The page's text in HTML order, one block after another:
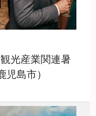
光産業関連暑
島市）